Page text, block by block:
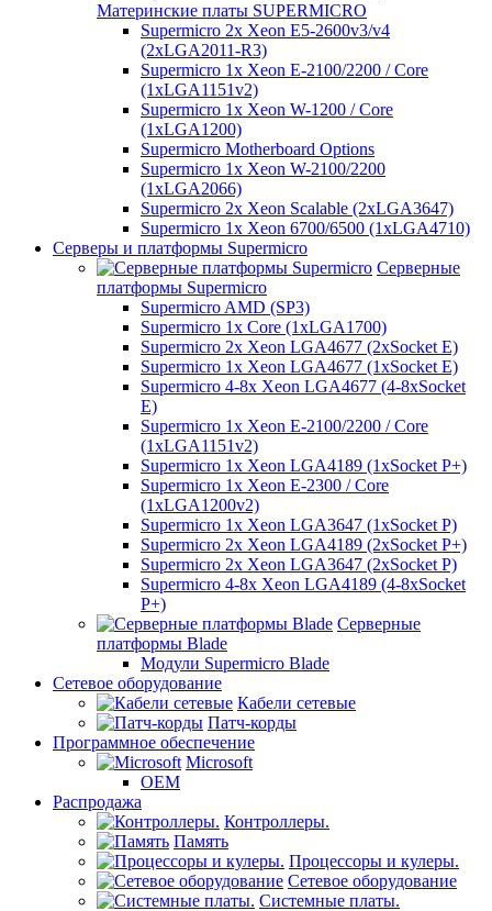
Материнские платы SUPERMICRO
Supermicro 2x Xeon E5-2600v3/v4
(2xLGA2011-R3)
Supermicro 1x Xeon E-2100/2200 / Core
(1xLGA1151v2)
Supermicro 1x Xeon W-1200 / Core
(1xLGA1200)
Supermicro Motherboard Options
Supermicro 1x Xeon W-2100/2200
(1xLGA2066)
Supermicro 2x Xeon Scalable (2xLGA3647)
Supermicro 1x Xeon 6700/6500 (1xLGA4710)
Серверы и платформы Supermicro
Серверные
платформы Supermicro
Supermicro AMD (SP3)
Supermicro 1x Core (1xLGA1700)
Supermicro 2x Xeon LGA4677 (2xSocket E)
Supermicro 1x Xeon LGA4677 (1xSocket E)
Supermicro 4-8x Xeon LGA4677 (4-8xSocket
E)
Supermicro 1x Xeon E-2100/2200 / Core
(1xLGA1151v2)
Supermicro 1x Xeon LGA4189 (1xSocket P+)
Supermicro 1x Xeon E-2300 / Core
(1xLGA1200v2)
Supermicro 1x Xeon LGA3647 (1xSocket P)
Supermicro 2x Xeon LGA4189 (2xSocket P+)
Supermicro 2x Xeon LGA3647 (2xSocket P)
Supermicro 4-8x Xeon LGA4189 (4-8xSocket
P+)
Серверные
платформы Blade
Модули Supermicro Blade
Сетевое оборудование
Кабели сетевые
Патч-корды
Программное обеспечение
Microsoft
OEM
Распродажа
Контроллеры.
Память
Процессоры и кулеры.
Сетевое оборудование
Системные платы.